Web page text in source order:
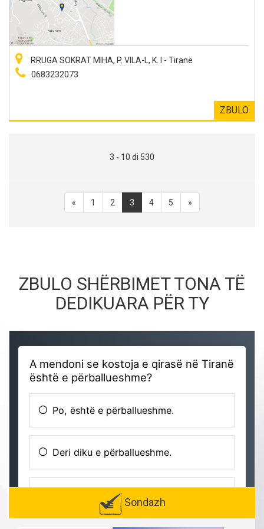
RRUGA SOKRAT MIHA, P. VILA-L, K. I - Tiranë
0683232073
ZBULO
3 - 10 di 530
« 1 2 3 4 5 »
ZBULO SHËRBIMET TONA TË
DEDIKUARA PËR TY
Sondazh